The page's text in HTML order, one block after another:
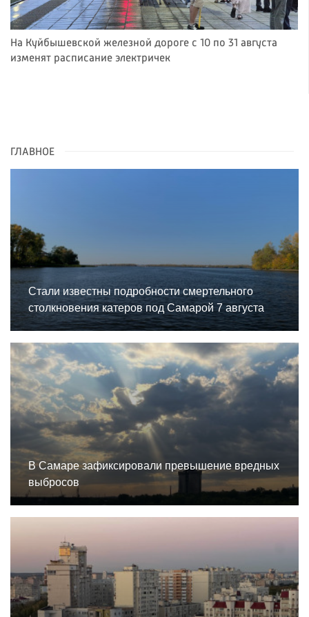
На Куйбышевской железной дороге с 10 по 31 августа
изменят расписание электричек
ГЛАВНОЕ
Стали известны подробности смертельного
столкновения катеров под Самарой 7 августа
В Самаре зафиксировали превышение вредных
выбросов